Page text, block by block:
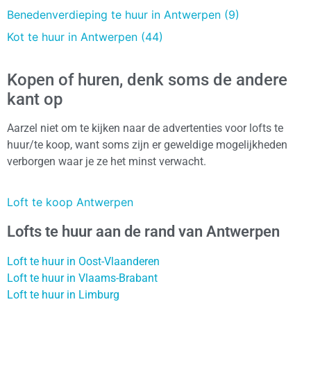
Benedenverdieping te huur in Antwerpen (9)
Kot te huur in Antwerpen (44)
Kopen of huren, denk soms de andere
kant op
Aarzel niet om te kijken naar de advertenties voor lofts te
huur/te koop, want soms zijn er geweldige mogelijkheden
verborgen waar je ze het minst verwacht.
Loft te koop Antwerpen
Lofts te huur aan de rand van Antwerpen
Loft te huur in Oost-Vlaanderen
Loft te huur in Vlaams-Brabant
Loft te huur in Limburg